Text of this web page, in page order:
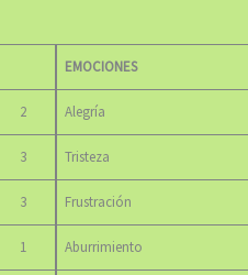
2
3
3
1
EMOCIONES
Alegría
Tristeza
Frustración
Aburrimiento